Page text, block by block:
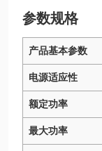
参数规格
产品基本参数
电源适应性
额定功率
最大功率